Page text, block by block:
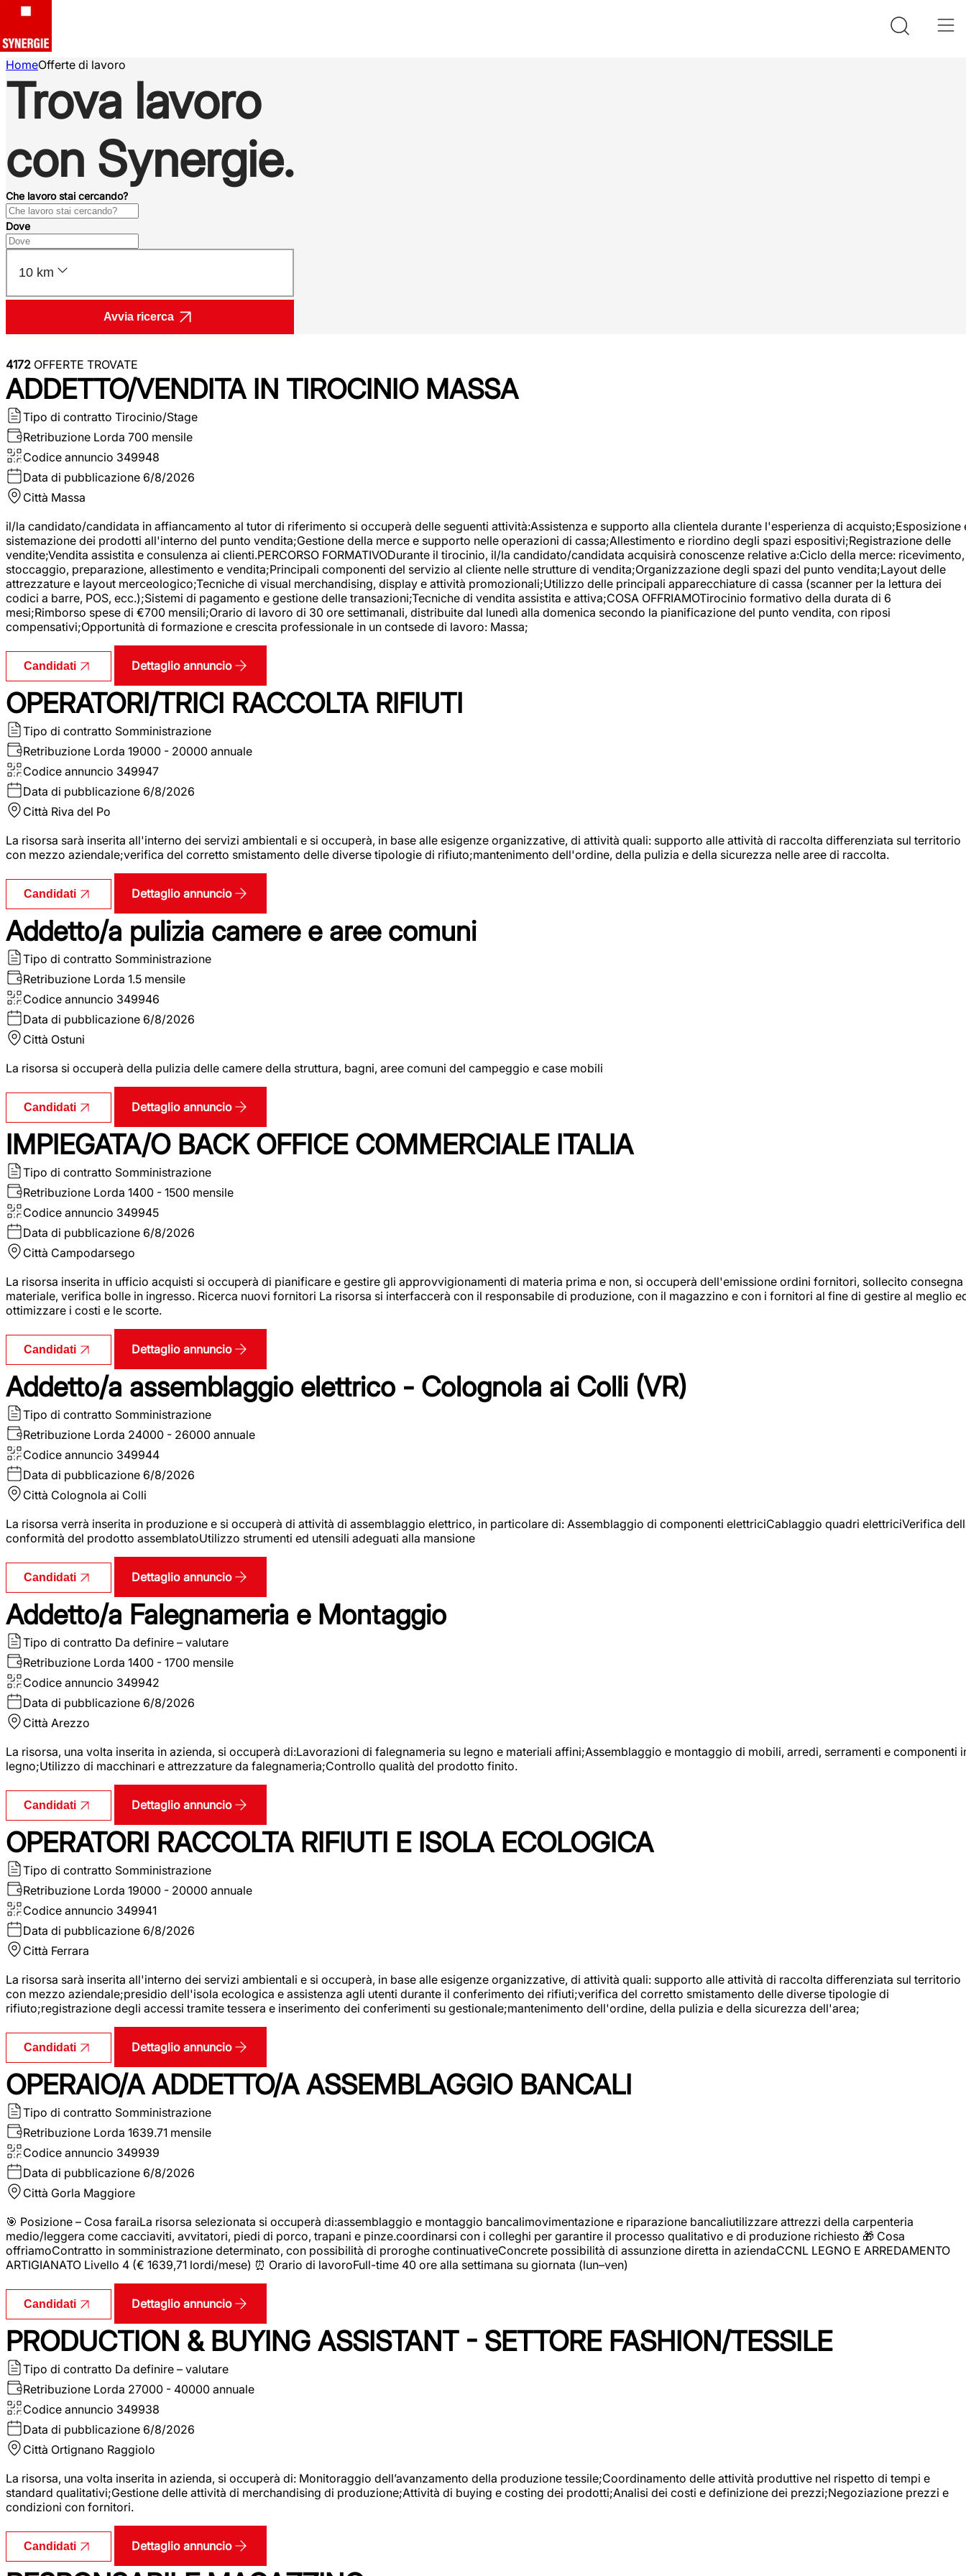
HomeOfferte di lavoro
Trova lavoro
con Synergie.
Che lavoro stai cercando?
Dove
10 km
Avvia ricerca
4172 OFFERTE TROVATE
ADDETTO/VENDITA IN TIROCINIO MASSA
Tipo di contratto Tirocinio/Stage
Retribuzione Lorda 700 mensile
Codice annuncio 349948
Data di pubblicazione 6/8/2026
Città Massa
il/la candidato/candidata in affiancamento al tutor di riferimento si occuperà delle seguenti attività:Assistenza e supporto alla clientela durante l'esperienza di acquisto;Esposizione
sistemazione dei prodotti all'interno del punto vendita;Gestione della merce e supporto nelle operazioni di cassa;Allestimento e riordino degli spazi espositivi;Registrazione delle
vendite;Vendita assistita e consulenza ai clienti.PERCORSO FORMATIVODurante il tirocinio, il/la candidato/candidata acquisirà conoscenze relative a:Ciclo della merce: ricevimento,
stoccaggio, preparazione, allestimento e vendita;Principali componenti del servizio al cliente nelle strutture di vendita;Organizzazione degli spazi del punto vendita;Layout delle
attrezzature e layout merceologico;Tecniche di visual merchandising, display e attività promozionali;Utilizzo delle principali apparecchiature di cassa (scanner per la lettura dei
codici a barre, POS, ecc.);Sistemi di pagamento e gestione delle transazioni;Tecniche di vendita assistita e attiva;COSA OFFRIAMOTirocinio formativo della durata di 6
mesi;Rimborso spese di €700 mensili;Orario di lavoro di 30 ore settimanali, distribuite dal lunedì alla domenica secondo la pianificazione del punto vendita, con riposi
compensativi;Opportunità di formazione e crescita professionale in un contsede di lavoro: Massa;
Candidati Dettaglio annuncio
OPERATORI/TRICI RACCOLTA RIFIUTI
Tipo di contratto Somministrazione
Retribuzione Lorda 19000 - 20000 annuale
Codice annuncio 349947
Data di pubblicazione 6/8/2026
Città Riva del Po
La risorsa sarà inserita all'interno dei servizi ambientali e si occuperà, in base alle esigenze organizzative, di attività quali: supporto alle attività di raccolta differenziata sul territorio
con mezzo aziendale;verifica del corretto smistamento delle diverse tipologie di rifiuto;mantenimento dell'ordine, della pulizia e della sicurezza nelle aree di raccolta.
Candidati Dettaglio annuncio
Addetto/a pulizia camere e aree comuni
Tipo di contratto Somministrazione
Retribuzione Lorda 1.5 mensile
Codice annuncio 349946
Data di pubblicazione 6/8/2026
Città Ostuni
La risorsa si occuperà della pulizia delle camere della struttura, bagni, aree comuni del campeggio e case mobili
Candidati Dettaglio annuncio
IMPIEGATA/O BACK OFFICE COMMERCIALE ITALIA
Tipo di contratto Somministrazione
Retribuzione Lorda 1400 - 1500 mensile
Codice annuncio 349945
Data di pubblicazione 6/8/2026
Città Campodarsego
La risorsa inserita in ufficio acquisti si occuperà di pianificare e gestire gli approvvigionamenti di materia prima e non, si occuperà dell'emissione ordini fornitori, sollecito consegna
materiale, verifica bolle in ingresso. Ricerca nuovi fornitori La risorsa si interfaccerà con il responsabile di produzione, con il magazzino e con i fornitori al fine di gestire al meglio
ottimizzare i costi e le scorte.
Candidati Dettaglio annuncio
Addetto/a assemblaggio elettrico - Colognola ai Colli (VR)
Tipo di contratto Somministrazione
Retribuzione Lorda 24000 - 26000 annuale
Codice annuncio 349944
Data di pubblicazione 6/8/2026
Città Colognola ai Colli
La risorsa verrà inserita in produzione e si occuperà di attività di assemblaggio elettrico, in particolare di: Assemblaggio di componenti elettriciCablaggio quadri elettriciVerifica
conformità del prodotto assemblatoUtilizzo strumenti ed utensili adeguati alla mansione
Candidati Dettaglio annuncio
Addetto/a Falegnameria e Montaggio
Tipo di contratto Da definire – valutare
Retribuzione Lorda 1400 - 1700 mensile
Codice annuncio 349942
Data di pubblicazione 6/8/2026
Città Arezzo
La risorsa, una volta inserita in azienda, si occuperà di:Lavorazioni di falegnameria su legno e materiali affini;Assemblaggio e montaggio di mobili, arredi, serramenti e componenti
legno;Utilizzo di macchinari e attrezzature da falegnameria;Controllo qualità del prodotto finito.
Candidati Dettaglio annuncio
OPERATORI RACCOLTA RIFIUTI E ISOLA ECOLOGICA
Tipo di contratto Somministrazione
Retribuzione Lorda 19000 - 20000 annuale
Codice annuncio 349941
Data di pubblicazione 6/8/2026
Città Ferrara
La risorsa sarà inserita all'interno dei servizi ambientali e si occuperà, in base alle esigenze organizzative, di attività quali: supporto alle attività di raccolta differenziata sul territorio
con mezzo aziendale;presidio dell'isola ecologica e assistenza agli utenti durante il conferimento dei rifiuti;verifica del corretto smistamento delle diverse tipologie di
rifiuto;registrazione degli accessi tramite tessera e inserimento dei conferimenti su gestionale;mantenimento dell'ordine, della pulizia e della sicurezza dell'area;
Candidati Dettaglio annuncio
OPERAIO/A ADDETTO/A ASSEMBLAGGIO BANCALI
Tipo di contratto Somministrazione
Retribuzione Lorda 1639.71 mensile
Codice annuncio 349939
Data di pubblicazione 6/8/2026
Città Gorla Maggiore
🎯 Posizione – Cosa faraiLa risorsa selezionata si occuperà di:assemblaggio e montaggio bancalimovimentazione e riparazione bancaliutilizzare attrezzi della carpenteria
medio/leggera come cacciaviti, avvitatori, piedi di porco, trapani e pinze.coordinarsi con i colleghi per garantire il processo qualitativo e di produzione richiesto 🎁 Cosa
offriamoContratto in somministrazione determinato, con possibilità di proroghe continuativeConcrete possibilità di assunzione diretta in aziendaCCNL LEGNO E ARREDAMENTO
ARTIGIANATO Livello 4 (€ 1639,71 lordi/mese) ⏰ Orario di lavoroFull-time 40 ore alla settimana su giornata (lun–ven)
Candidati Dettaglio annuncio
PRODUCTION & BUYING ASSISTANT - SETTORE FASHION/TESSILE
Tipo di contratto Da definire – valutare
Retribuzione Lorda 27000 - 40000 annuale
Codice annuncio 349938
Data di pubblicazione 6/8/2026
Città Ortignano Raggiolo
La risorsa, una volta inserita in azienda, si occuperà di: Monitoraggio dell’avanzamento della produzione tessile;Coordinamento delle attività produttive nel rispetto di tempi e
standard qualitativi;Gestione delle attività di merchandising di produzione;Attività di buying e costing dei prodotti;Analisi dei costi e definizione dei prezzi;Negoziazione prezzi e
condizioni con fornitori.
Candidati Dettaglio annuncio